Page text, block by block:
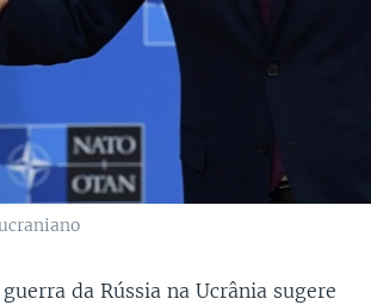
da Rússia na Ucrânia sugere